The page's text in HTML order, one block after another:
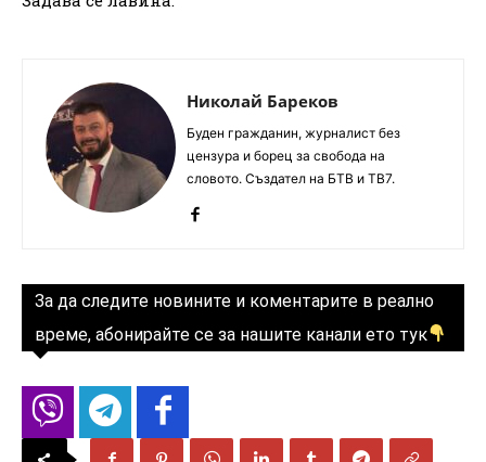
Николай Бареков
Буден гражданин, журналист без
цензура и борец за свобода на
словото. Създател на БТВ и ТВ7.
За да следите новините и коментарите в реално
време, абонирайте се за нашите канали ето тук